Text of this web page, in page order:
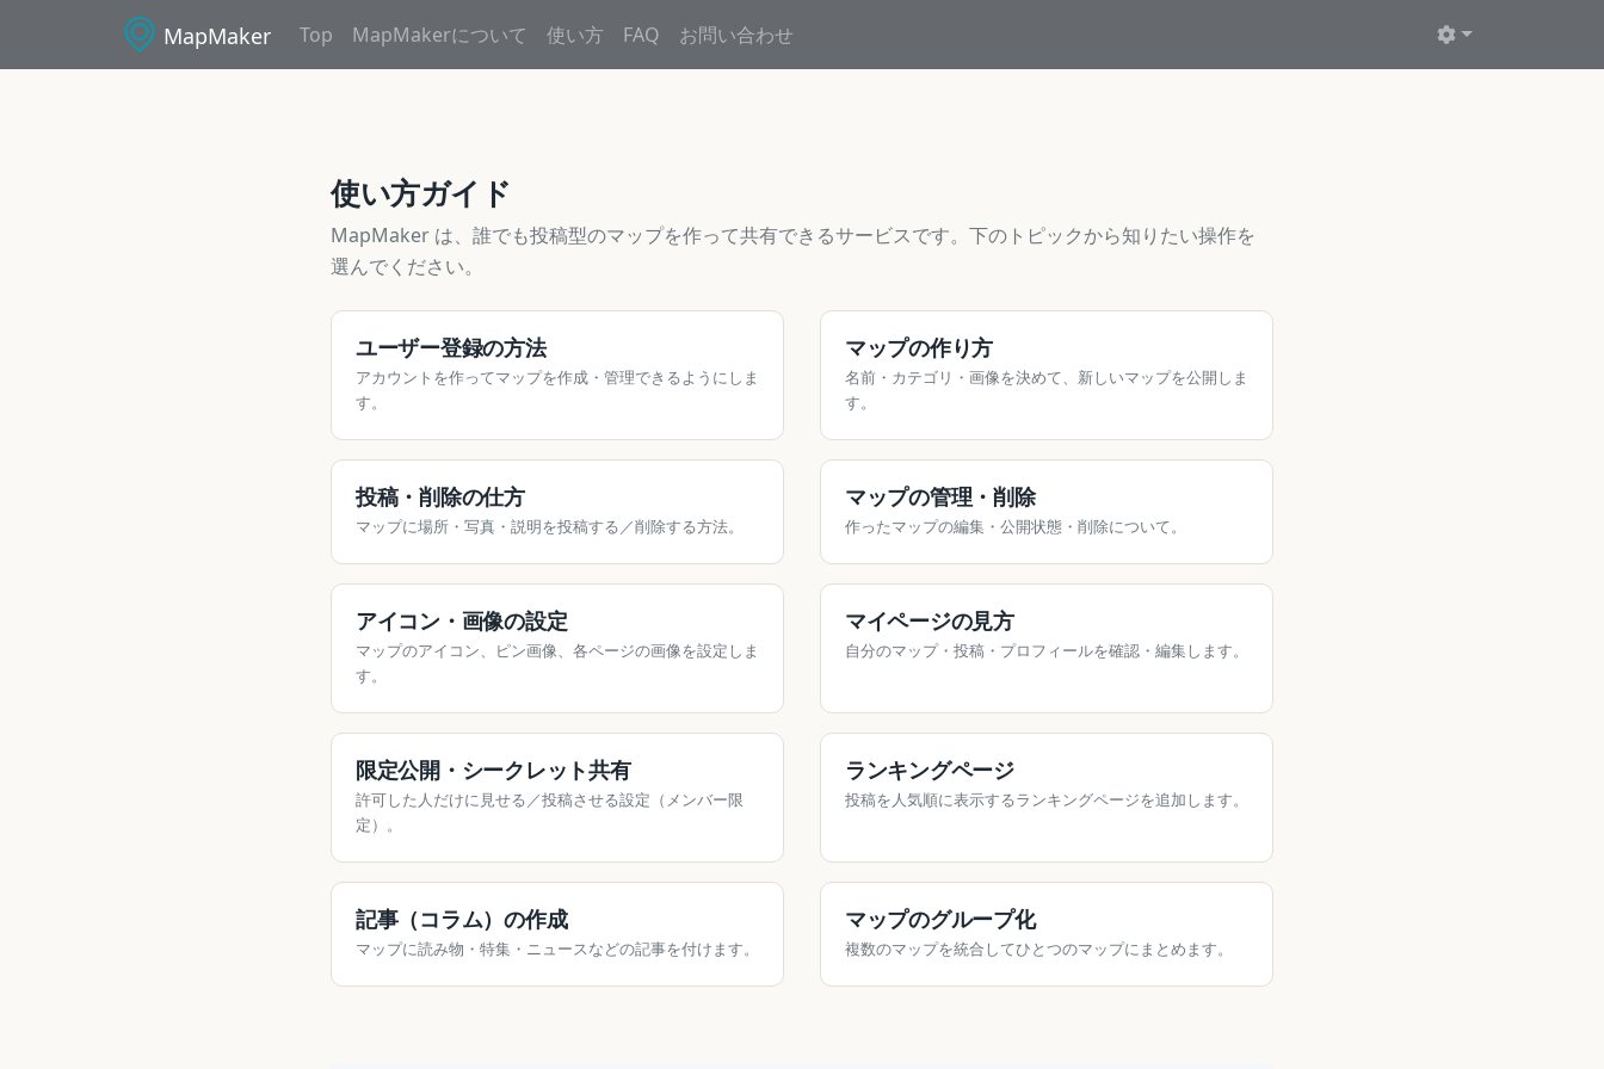
MapMaker Top MapMakerについて 使い方 FAQ お問い合わせ
使い方ガイド
MapMaker は、誰でも投稿型のマップを作って共有できるサービスです。下のトピックから知りたい操作を
選んでください。
ユーザー登録の方法
アカウントを作ってマップを作成・管理できるようにしま
す。
マップの作り方
名前・カテゴリ・画像を決めて、新しいマップを公開しま
す。
投稿・削除の仕方
マップに場所・写真・説明を投稿する／削除する方法。
マップの管理・削除
作ったマップの編集・公開状態・削除について。
アイコン・画像の設定
マップのアイコン、ピン画像、各ページの画像を設定しま
す。
マイページの見方
自分のマップ・投稿・プロフィールを確認・編集します。
限定公開・シークレット共有
許可した人だけに見せる／投稿させる設定（メンバー限
定）。
ランキングページ
投稿を人気順に表示するランキングページを追加します。
記事（コラム）の作成
マップに読み物・特集・ニュースなどの記事を付けます。
マップのグループ化
複数のマップを統合してひとつのマップにまとめます。